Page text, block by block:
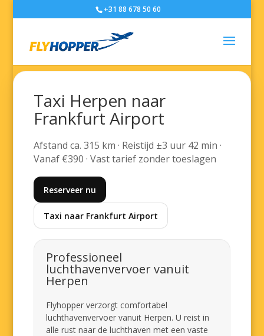
+31 88 678 50 60
Taxi Herpen naar
Frankfurt Airport
Afstand ca. 315 km · Reistijd ±3 uur 42 min ·
Vanaf €390 · Vast tarief zonder toeslagen
Reserveer nu
Taxi naar Frankfurt Airport
Professioneel
luchthavenvervoer vanuit
Herpen
Flyhopper verzorgt comfortabel
luchthavenvervoer vanuit Herpen. U reist in
alle rust naar de luchthaven met een vaste